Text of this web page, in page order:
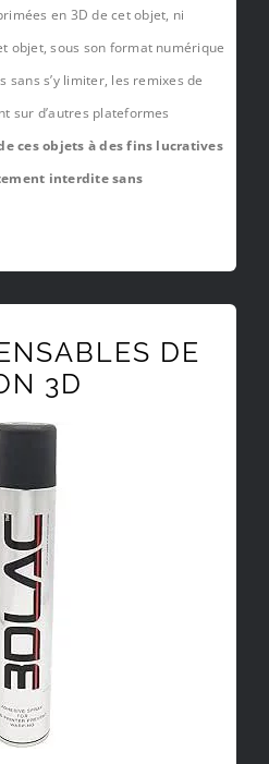
en 3D de cet objet, ni
objet, sous son format numérique
sans s’y limiter, les remixes de
sur d’autres plateformes
ces objets à des fins lucratives
interdite sans
DE
3D